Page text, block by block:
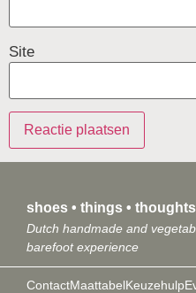
Site
shoes • things • thoughts
Dutch handmade and
barefoot experience
ContactMaattabelKeuzehulp